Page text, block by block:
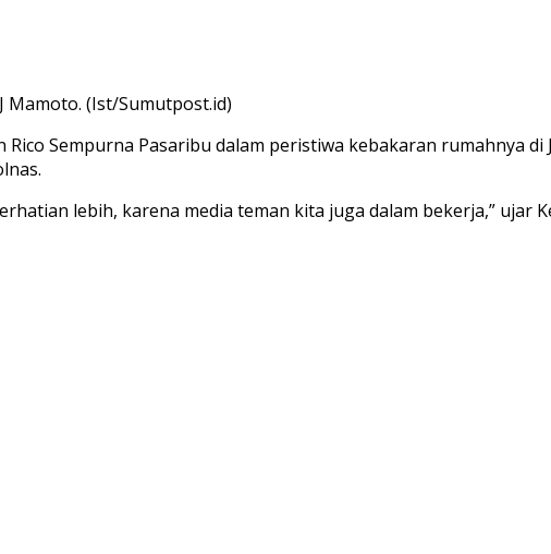
Mamoto. (Ist/Sumutpost.id)
Rico Sempurna Pasaribu dalam peristiwa kebakaran rumahnya
lebih, karena media teman kita juga dalam bekerja,” ujar